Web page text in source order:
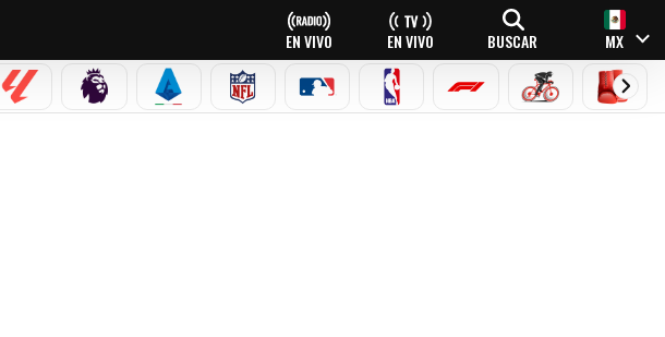
EN VIVO EN VIVO BUSCAR MX
LEAGUE
LALIGA PREMIER LEAGUE
SERIE A NFL MLB NBA FÓRMULA 1CICLISMOBOXEO